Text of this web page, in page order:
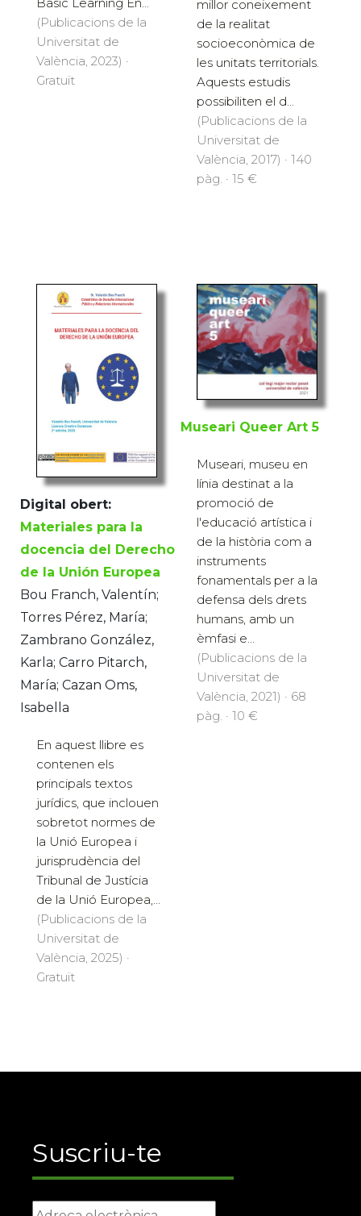
(Publicacions de la
Universitat de
València, 2023) ·
Gratuït
millor coneixement
de la realitat
socioeconòmica de
les unitats territorials.
Aquests estudis
possibiliten el d...
(Publicacions de la
Universitat de
València, 2017) · 140
pàg. · 15 €
Digital obert:
Materiales para la
docencia del Derecho
de la Unión Europea
Bou Franch, Valentín;
Torres Pérez, María;
Zambrano González,
Karla; Carro Pitarch,
María; Cazan Oms,
Isabella
En aquest llibre es
contenen els
principals textos
jurídics, que inclouen
sobretot normes de
la Unió Europea i
jurisprudència del
Tribunal de Justícia
de la Unió Europea,...
(Publicacions de la
Universitat de
València, 2025) ·
Gratuït
Museari Queer Art 5
Museari, museu en
línia destinat a la
promoció de
l'educació artística i
de la història com a
instruments
fonamentals per a la
defensa dels drets
humans, amb un
èmfasi e...
(Publicacions de la
Universitat de
València, 2021) · 68
pàg. · 10 €
Suscriu-te